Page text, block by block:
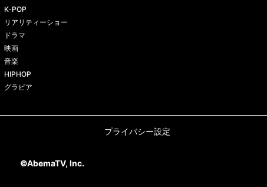
K-POP
リアリティーショー
ドラマ
映画
音楽
HIPHOP
グラビア
プライバシー設定
©AbemaTV, Inc.